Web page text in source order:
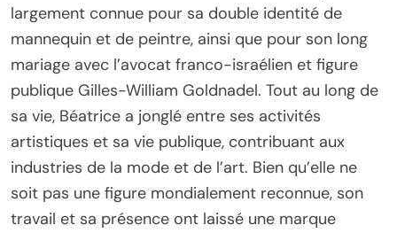
largement connue pour sa double identité de
mannequin et de peintre, ainsi que pour son long
mariage avec l’avocat franco-israélien et figure
publique Gilles-William Goldnadel. Tout au long de
sa vie, Béatrice a jonglé entre ses activités
artistiques et sa vie publique, contribuant aux
industries de la mode et de l’art. Bien qu’elle ne
soit pas une figure mondialement reconnue, son
travail et sa présence ont laissé une marque